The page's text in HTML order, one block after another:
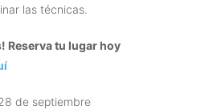
las técnicas.
Reserva tu lugar hoy
de septiembre